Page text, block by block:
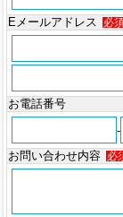
Eメールアドレス 必
お電話番号
-
お問い合わせ内容
必